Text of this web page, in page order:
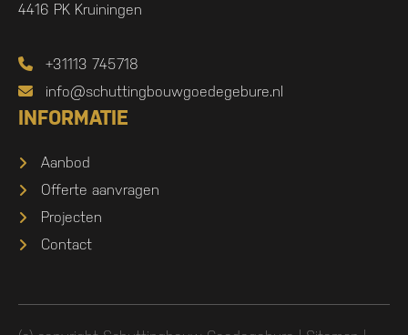
4416 PK Kruiningen
+31113 745718
info@schuttingbouwgoedegebure.nl
INFORMATIE
Aanbod
Offerte aanvragen
Projecten
Contact